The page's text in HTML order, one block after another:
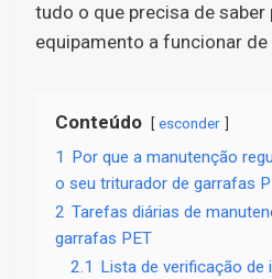
tudo o que precisa de saber
equipamento a funcionar
Conteúdo esconder
1 Por que a manutenção
o seu triturador de garrafas
2 Tarefas diárias de
garrafas PET
2.1 Lista de verificação de